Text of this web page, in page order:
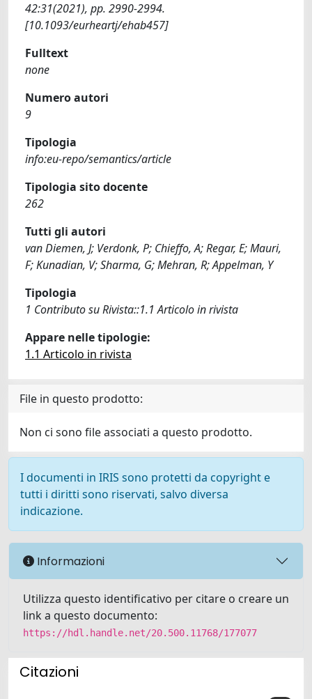
42:31(2021), pp. 2990-2994.
[10.1093/eurheartj/ehab457]
Fulltext
none
Numero autori
9
Tipologia
info:eu-repo/semantics/article
Tipologia sito docente
262
Tutti gli autori
van Diemen, J; Verdonk, P; Chieffo, A; Regar, E; Mauri,
F; Kunadian, V; Sharma, G; Mehran, R; Appelman, Y
Tipologia
1 Contributo su Rivista::1.1 Articolo in rivista
Appare nelle tipologie:
1.1 Articolo in rivista
File in questo prodotto:
Non ci sono file associati a questo prodotto.
I documenti in IRIS sono protetti da copyright e
tutti i diritti sono riservati, salvo diversa
indicazione.
Informazioni
Utilizza questo identificativo per citare o creare un
link a questo documento:
https://hdl.handle.net/20.500.11768/177077
Citazioni